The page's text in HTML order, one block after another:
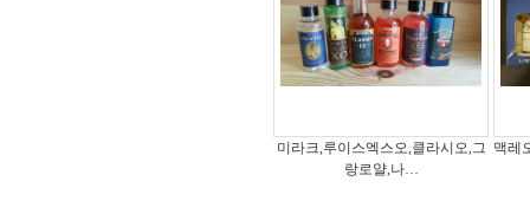
미라크,루이스엑스오,클라시오,그
랑로얄,나…
맥레